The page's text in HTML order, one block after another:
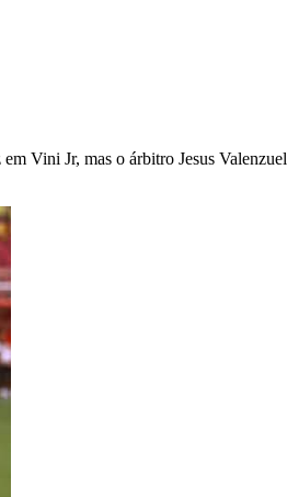
Vini Jr, mas o árbitro Jesus